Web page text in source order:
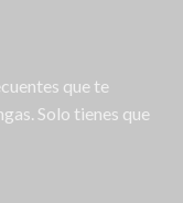
que te
Solo tienes que